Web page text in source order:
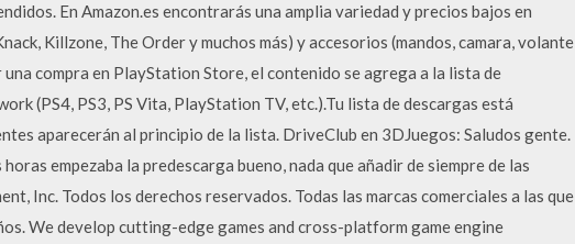
En Amazon.es encontrarás una amplia variedad y precios bajos en
Killzone, The Order y muchos más) y accesorios (mandos, camara, volante
compra en PlayStation Store, el contenido se agrega a la lista de
(PS4, PS3, PS Vita, PlayStation TV, etc.).Tu lista de descargas está
aparecerán al principio de la lista. DriveClub en 3DJuegos: Saludos gente.
empezaba la predescarga bueno, nada que añadir de siempre de las
Inc. Todos los derechos reservados. Todas las marcas comerciales a las que
We develop cutting-edge games and cross-platform game engine